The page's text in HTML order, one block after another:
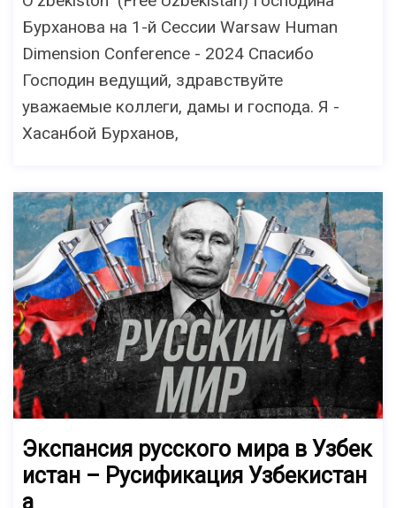
Бурханова на 1-й Сессии Warsaw Human
Dimension Conference - 2024 Спасибо
Господин ведущий, здравствуйте
уважаемые коллеги, дамы и господа. Я -
Хасанбой Бурханов,
Экспансия русского мира в Узбек
истан – Русификация Узбекистан
а